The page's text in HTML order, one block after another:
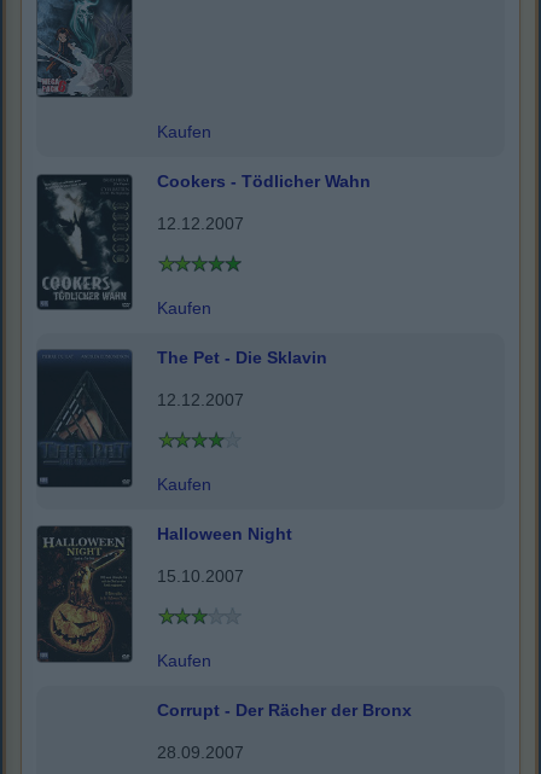
Kaufen
Cookers - Tödlicher Wahn
12.12.2007
Kaufen
The Pet - Die Sklavin
12.12.2007
Kaufen
Halloween Night
15.10.2007
Kaufen
Corrupt - Der Rächer der Bronx
28.09.2007